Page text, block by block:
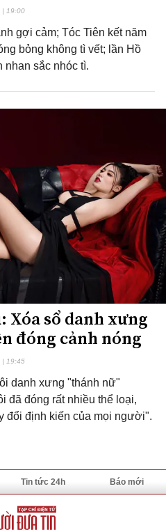
| 19:00
gợi cảm; Tóc Tiên kết năm
bỏng không tì vết; lần Hồ
nhan sắc nhóc tì.
sổ danh xưng
đóng cảnh nóng
| 19:45
danh xưng "thánh nữ"
đã đóng rất nhiều thể loại,
đổi định kiến của mọi người".
Tin tức 24h Báo mới